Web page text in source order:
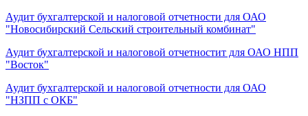
Аудит бухгалтерской и налоговой отчетности для ОАО
"Новосибирский Сельский строительный комбинат"
Аудит бухгалтерской и налоговой отчетностит для ОАО НПП
"Восток"
Аудит бухгалтерской и налоговой отчетности для ОАО
"НЗПП с ОКБ"